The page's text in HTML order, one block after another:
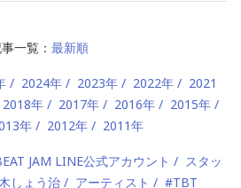
一覧： 最新順
2024年 2023年 2022年
2021
2018年 2017年 2016年
2015年
年 2012年 2011年
JAM LINE公式アカウント
スタッ
しょう治 アーティスト #TBT